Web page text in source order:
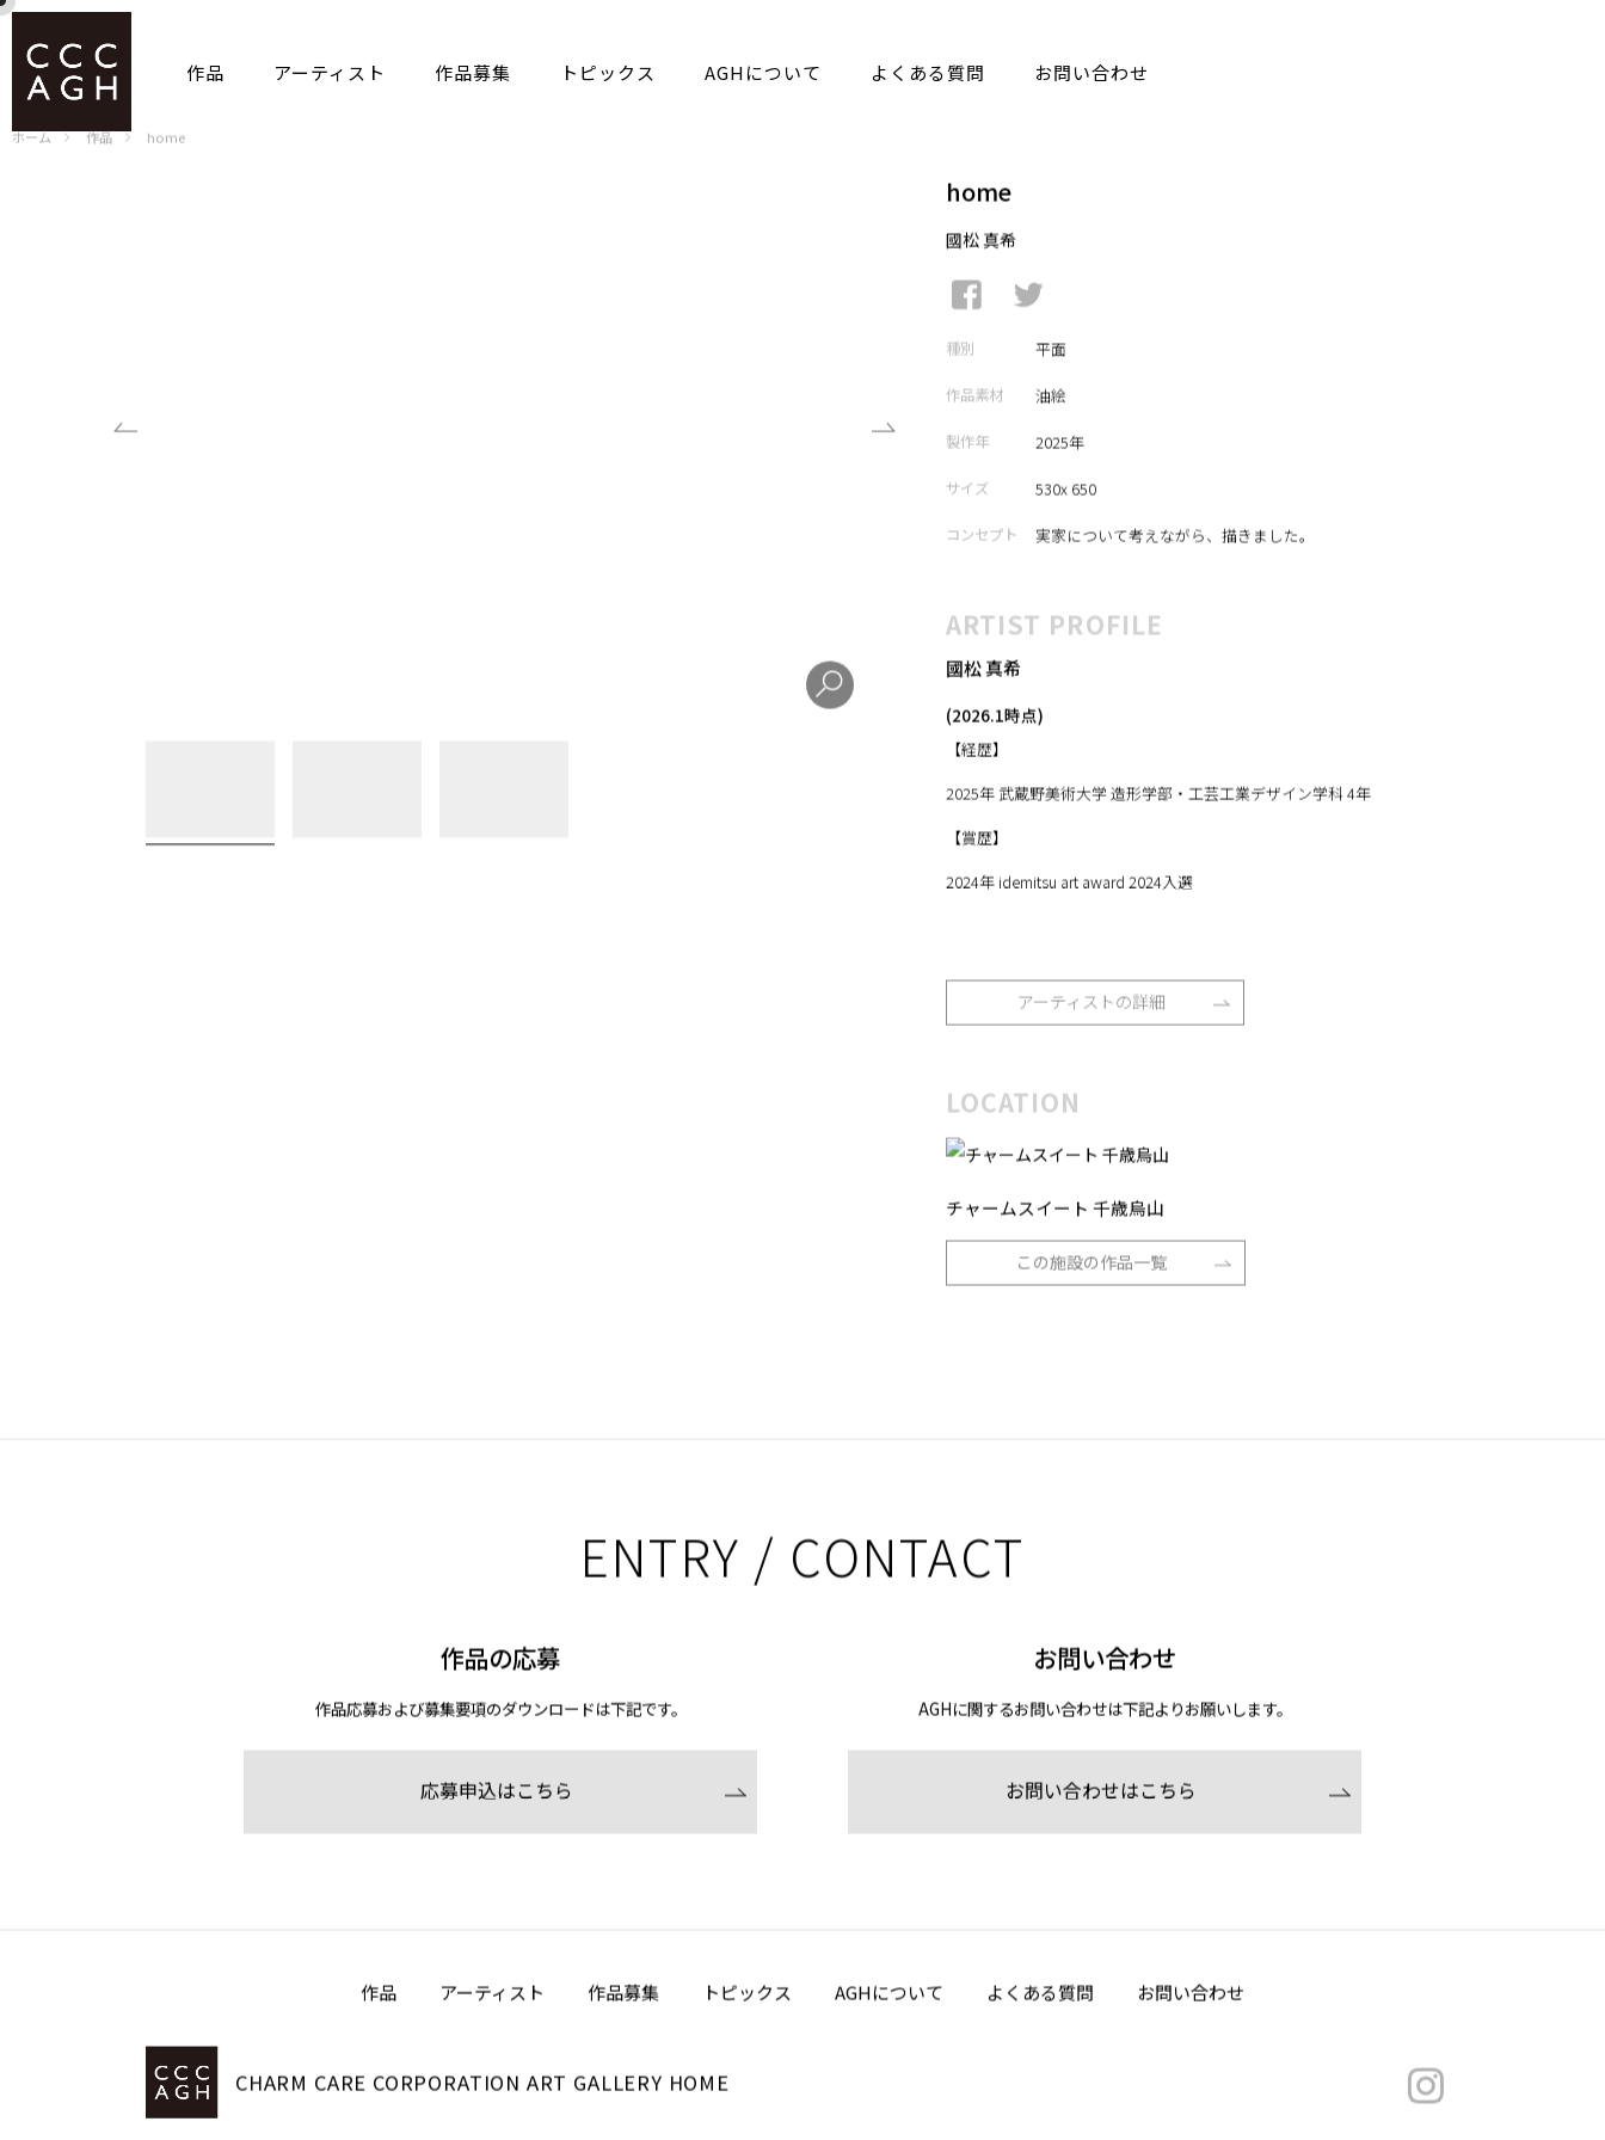
作品 アーティスト 作品募集 トピックス AGHについて よくある質問 お問い合わせ
ホーム 作品 home
home
國松 真希
種別 平面
作品素材 油絵
製作年 2025年
サイズ 530x 650
コンセプト 実家について考えながら、描きました。
ARTIST PROFILE
國松 真希
(2026.1時点)
【経歴】
2025年 武蔵野美術大学 造形学部・工芸工業デザイン学科 4年
【賞歴】
2024年 idemitsu art award 2024入選
アーティストの詳細
LOCATION
チャームスイート 千歳烏山
この施設の作品一覧
ENTRY / CONTACT
作品の応募
作品応募および募集要項のダウンロードは下記です。
応募申込はこちら
お問い合わせ
AGHに関するお問い合わせは下記よりお願いします。
お問い合わせはこちら
作品 アーティスト 作品募集 トピックス AGHについて よくある質問 お問い合わせ
CHARM CARE CORPORATION ART GALLERY HOME